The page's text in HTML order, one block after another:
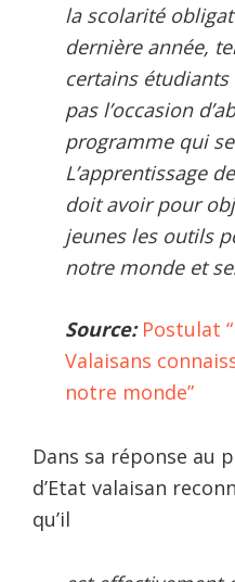
la scolarité
dernière année,
certains étudiants
pas l’occasion
programme qui
L’apprentissage
doit avoir pour
jeunes les outils
notre monde et
Source: Postulat
Valaisans
notre monde”
Dans sa réponse au
d’Etat valaisan
qu’il